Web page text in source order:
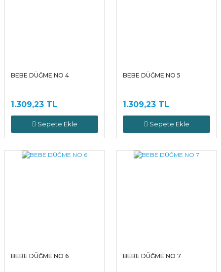
BEBE DÜĞME NO 4
1.309,23 TL
Sepete Ekle
BEBE DÜĞME NO 5
1.309,23 TL
Sepete Ekle
BEBE DÜĞME NO 6 BEBE DÜĞME NO 7